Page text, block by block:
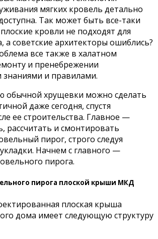
мягких кровель детально
Так может быть все-таки
кровли не подходят для
а советские архитекторы ошиблись?
все также в халатном
и пренебрежении
и правилами.
обычной хрущевки можно сделать
даже сегодня, спустя
ее строительства. Главное —
рассчитать и смонтировать
пирог, строго следуя
Начнем с главного —
пирога.
пирога плоской крыши МКД
плоская крыша
дома имеет следующую структуру